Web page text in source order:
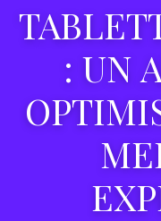
: UN